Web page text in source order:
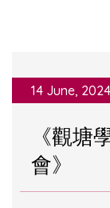
14 June, 2024
《觀塘
會》